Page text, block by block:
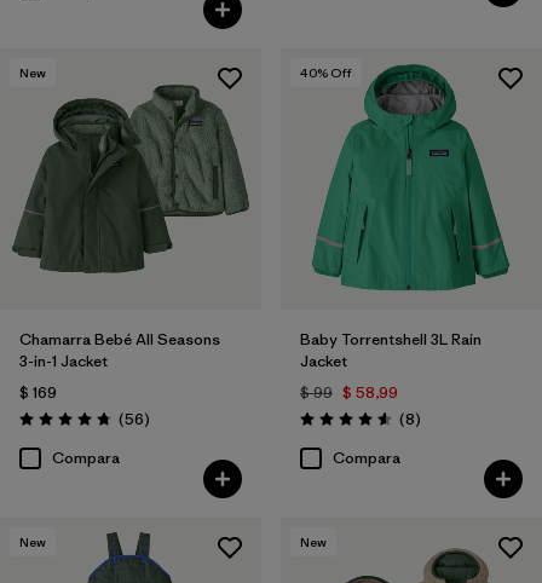
New
Chamarra Bebé All Seasons
3-in-1 Jacket
$ 169
Valoración: 4.8 / 5
(56Comentarios
)
Compara
40% Off
Baby Torrentshell 3L Rain
Jacket
$ 99 $ 58,99
Valoración: 4.6 / 5
(8Comentarios
)
Compara
New New